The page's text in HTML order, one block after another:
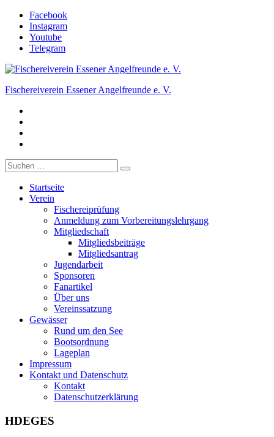
Zum
Inhalt
springen
Facebook
Instagram
Youtube
Telegram
Fischereiverein Essener Angelfreunde e. V.
Der Angelverein in Essen.
Suche
nach:
Startseite
Verein
Fischereiprüfung
Anmeldung zum Vorbereitungslehrgang
Mitgliedschaft
Mitgliedsbeiträge
Mitgliedsantrag
Jugendarbeit
Sponsoren
Fanartikel
Über uns
Vereinssatzung
Gewässer
Rund um den See
Bootsordnung
Lageplan
Impressum
Kontakt und Datenschutz
Kontakt
Datenschutzerklärung
HDEGES